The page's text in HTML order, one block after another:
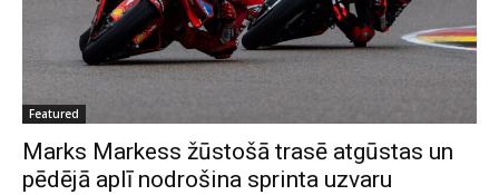
Featured
Marks Markess žūstošā trasē atgūstas un
pēdējā aplī nodrošina sprinta uzvaru